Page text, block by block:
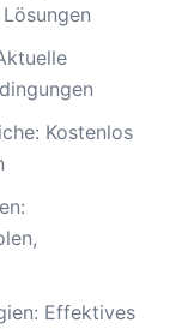
Kostenlos
Effektives